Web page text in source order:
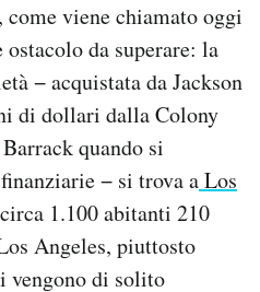
come viene chiamato oggi
da superare: la
− acquistata da Jackson
di dollari dalla Colony
quando si
− si trova aLos
1.100 abitanti 210
Angeles, piuttosto
vengono di solito